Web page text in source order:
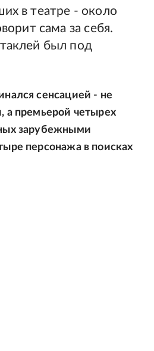
в театре - около
сама за себя.
был под
сенсацией - не
а премьерой четырех
зарубежными
персонажа в поисках